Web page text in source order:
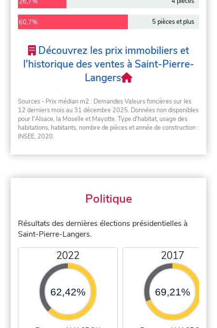
60,7% 5 pièces et plus
Découvrez les prix immobiliers et
l'historique des ventes à Saint-Pierre-
Langers
Sources - Prix médian m2 : Demandes Valeurs foncières sur les
12 derniers mois au 31 décembre 2025. Données non disponibles
pour l'Alsace, la Moselle et Mayotte. Type d'habitat, usage des
habitations, habitants, nombre de pièces et année de construction :
INSEE, 2020.
Politique
Résultats des dernières élections présidentielles à
Saint-Pierre-Langers.
2022
62,42%
2017
69,21%